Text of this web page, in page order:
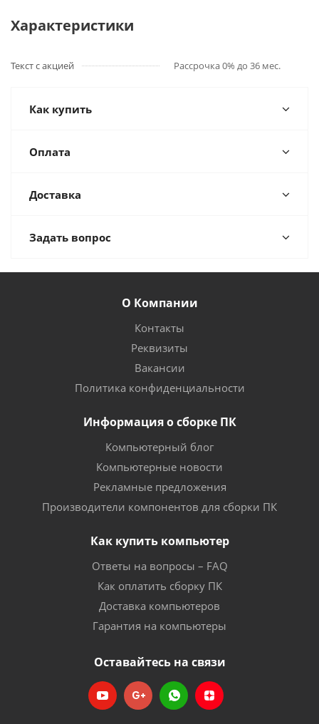
Характеристики
Текст с акцией Рассрочка 0% до 36 мес.
Как купить
Оплата
Доставка
Задать вопрос
О Компании
Контакты
Реквизиты
Вакансии
Политика конфиденциальности
Информация о сборке ПК
Компьютерный блог
Компьютерные новости
Рекламные предложения
Производители компонентов для сборки ПК
Как купить компьютер
Ответы на вопросы – FAQ
Как оплатить сборку ПК
Доставка компьютеров
Гарантия на компьютеры
Оставайтесь на связи